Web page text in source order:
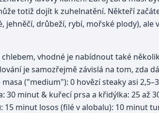
totiž dojít k zuhelnatění. Někteří
jehněčí, drůbeží, rybí, mořské plody),
chlebem, vhodné je nabídnout také
je samozřejmě závislá na tom, zda
("medium"): 0 hovězí steaky asi
30 minut & kuřecí prsa a křidýlka: 25 až
15 minut losos (filé v alobalu): 10 minut